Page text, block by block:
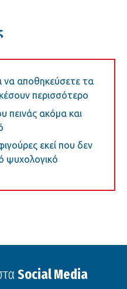
να αποθηκεύσετε τα
περισσότερο
πεινάς ακόμα και
εκεί που δεν
ψυχολογικό
Social Media